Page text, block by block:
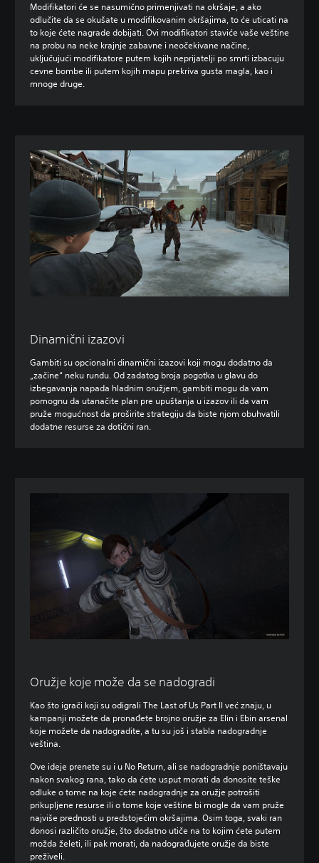
Modifikatori će se nasumično primenjivati na okršaje, a ako
odlučite da se okušate u modifikovanim okršajima, to će uticati na
to koje ćete nagrade dobijati. Ovi modifikatori staviće vaše veštine
na probu na neke krajnje zabavne i neočekivane načine,
uključujući modifikatore putem kojih neprijatelji po smrti izbacuju
cevne bombe ili putem kojih mapu prekriva gusta magla, kao i
mnoge druge.
Dinamični izazovi
Gambiti su opcionalni dinamični izazovi koji mogu dodatno da
„začine“ neku rundu. Od zadatog broja pogotka u glavu do
izbegavanja napada hladnim oružjem, gambiti mogu da vam
pomognu da utanačite plan pre upuštanja u izazov ili da vam
pruže mogućnost da proširite strategiju da biste njom obuhvatili
dodatne resurse za dotični ran.
Oružje koje može da se nadogradi
Kao što igrači koji su odigrali The Last of Us Part II već znaju, u
kampanji možete da pronađete brojno oružje za Elin i Ebin arsenal
koje možete da nadogradite, a tu su još i stabla nadogradnje
veština.
Ove ideje prenete su i u No Return, ali se nadogradnje poništavaju
nakon svakog rana, tako da ćete usput morati da donosite teške
odluke o tome na koje ćete nadogradnje za oružje potrošiti
prikupljene resurse ili o tome koje veštine bi mogle da vam pruže
najviše prednosti u predstojećim okršajima. Osim toga, svaki ran
donosi različito oružje, što dodatno utiče na to kojim ćete putem
možda želeti, ili pak morati, da nadograđujete oružje da biste
preživeli.